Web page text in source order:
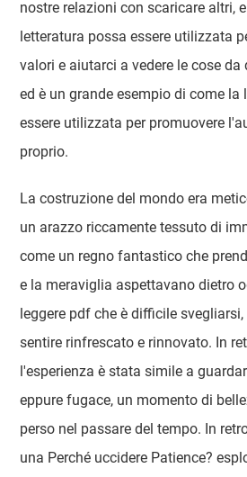
nostre relazioni con scaricare altri,
letteratura possa essere utilizzata
valori e aiutarci a vedere le cose da
ed è un grande esempio di come la
essere utilizzata per promuovere
proprio.
La costruzione del mondo era
un arazzo riccamente tessuto di
come un regno fantastico che
e la meraviglia aspettavano dietro
leggere pdf che è difficile
sentire rinfrescato e rinnovato. In
l'esperienza è stata simile a
eppure fugace, un momento di
perso nel passare del tempo. In
una Perché uccidere Patience?